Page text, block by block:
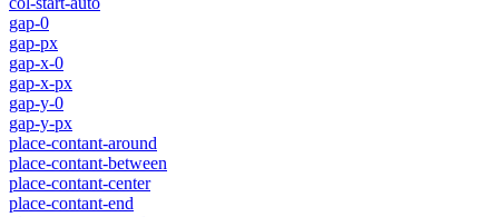
gap-0
gap-px
gap-x-0
gap-x-px
gap-y-0
gap-y-px
place-contant-around
place-contant-between
place-contant-center
place-contant-end